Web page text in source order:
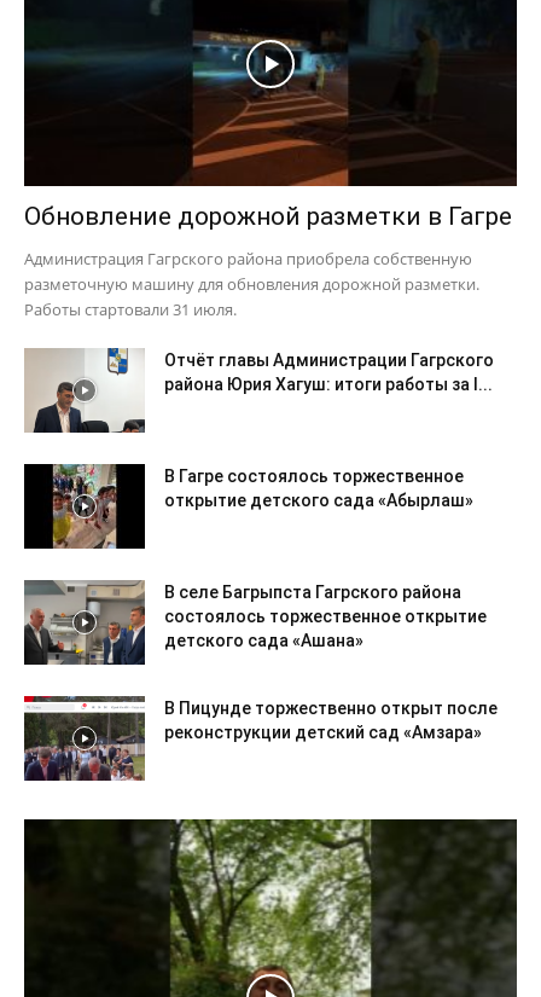
Обновление дорожной разметки в Гагре
Администрация Гагрского района приобрела собственную
разметочную машину для обновления дорожной разметки.
Работы стартовали 31 июля.
Отчёт главы Администрации Гагрского
района Юрия Хагуш: итоги работы за I...
В Гагре состоялось торжественное
открытие детского сада «Абырлаш»
В селе Багрыпста Гагрского района
состоялось торжественное открытие
детского сада «Ашана»
В Пицунде торжественно открыт после
реконструкции детский сад «Амзара»